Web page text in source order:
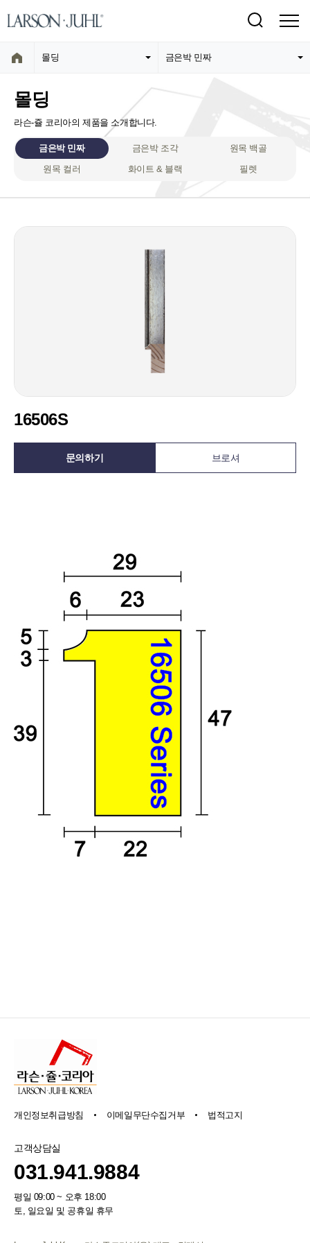
몰딩 금은박 민짜
몰딩
라슨-쥴 코리아의 제품을 소개합니다.
금은박 민짜 금은박 조각
원목 백골
원목 컬러
화이트 & 블랙 필렛
16506S
문의하기 브로셔
개인정보취급방침 이메일무단수집거부 법적고지
고객상담실
031.941.9884
평일 09:00 ~ 오후 18:00
토, 일요일 및 공휴일 휴무